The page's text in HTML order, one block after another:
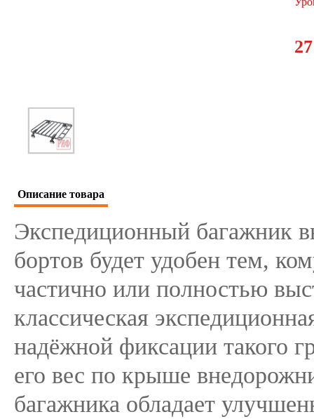
Описание товара
Экспедиционный багажник
бортов будет удобен тем,
частично или полностью
классическая
надёжной фиксации такого
его вес по крыше
багажника обладает